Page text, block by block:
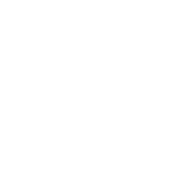
dei rispettivi